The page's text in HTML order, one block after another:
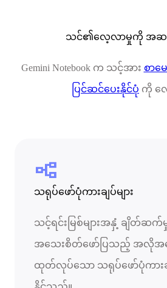
သင်၏လေ့လာမှုကို အဆင့်မ
Gemini Notebook က သင့်အား စာမ
ပြင်ဆင်ပေးနိုင်ပုံ ကို လ
flowchart
သရုပ်ဖော်ပုံကားချပ်များ
သင့်ရင်းမြစ်များအနှံ့ ချိတ်ဆ
အသေးစိတ်ဖော်ပြသည့် အလိုအ
ထုတ်လုပ်သော သရုပ်ဖော်ပုံကား